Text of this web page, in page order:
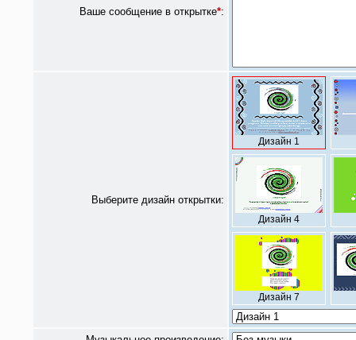
Ваше сообщение в открытке*:
Выберите дизайн открытки:
Дизайн 1
Дизайн 4
Дизайн 7